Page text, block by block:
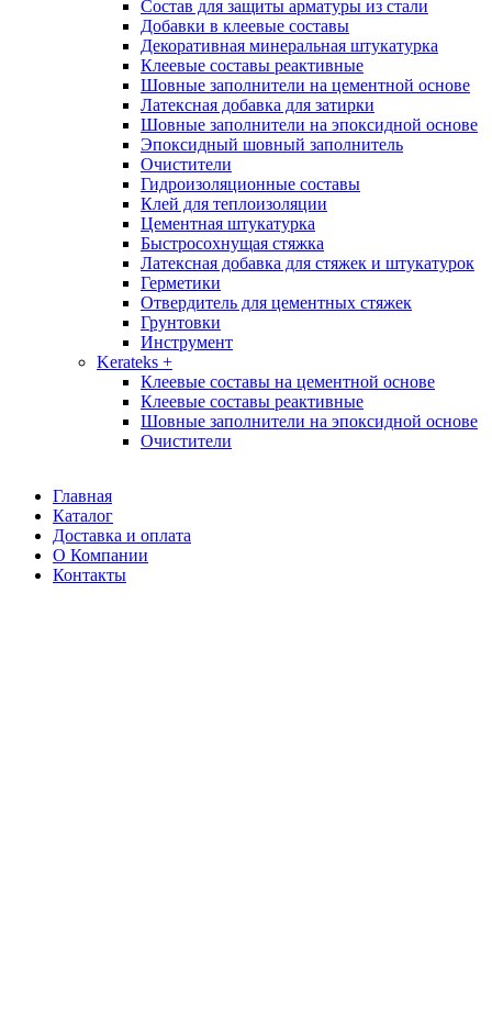
Состав для защиты арматуры из стали
Добавки в клеевые составы
Декоративная минеральная штукатурка
Клеевые составы реактивные
Шовные заполнители на цементной основе
Латексная добавка для затирки
Шовные заполнители на эпоксидной основе
Эпоксидный шовный заполнитель
Очистители
Гидроизоляционные составы
Клей для теплоизоляции
Цементная штукатурка
Быстросохнущая стяжка
Латексная добавка для стяжек и штукатурок
Герметики
Отвердитель для цементных стяжек
Грунтовки
Инструмент
Kerateks +
Клеевые составы на цементной основе
Клеевые составы реактивные
Шовные заполнители на эпоксидной основе
Очистители
Главная
Каталог
Доставка и оплата
О Компании
Контакты